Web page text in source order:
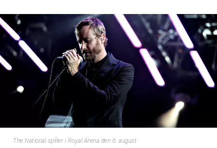
The National spiller i Royal Arena den 6. august